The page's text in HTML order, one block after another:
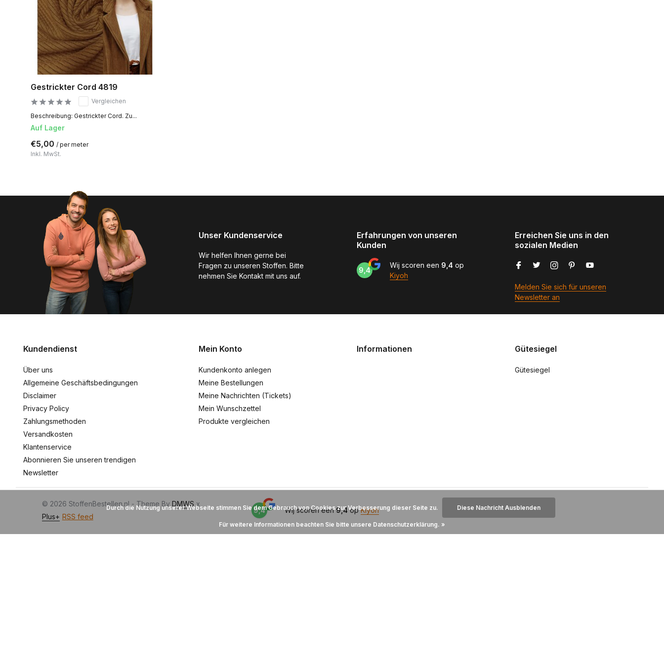
Gestrickter Cord 4819
Vergleichen
Beschreibung: Gestrickter Cord. Zu...
Auf Lager
€5,00 / per meter
Inkl. MwSt.
Unser Kundenservice
Wir helfen Ihnen gerne bei
Fragen zu unseren Stoffen. Bitte
nehmen Sie Kontakt mit uns auf.
Erfahrungen von unseren
Kunden
9,4
Wij scoren een 9,4 op
Kiyoh
Erreichen Sie uns in den
sozialen Medien
Melden Sie sich für unseren
Newsletter an
Kundendienst
Über uns
Allgemeine Geschäftsbedingungen
Disclaimer
Privacy Policy
Zahlungsmethoden
Versandkosten
Klantenservice
Abonnieren Sie unseren trendigen
Newsletter
Mein Konto
Kundenkonto anlegen
Meine Bestellungen
Meine Nachrichten (Tickets)
Mein Wunschzettel
Produkte vergleichen
Informationen Gütesiegel
Gütesiegel
© 2026 StoffenBestellen.nl - Theme By DMWS x
Plus+ RSS feed
9,4 Wij scoren een9,4opKiyoh
Durch die Nutzung unserer Webseite stimmen Sie dem Gebrauch von Cookies zur Verbesserung dieser Seite zu. Diese Nachricht Ausblenden
Für weitere Informationen beachten Sie bitte unsere Datenschutzerklärung. »